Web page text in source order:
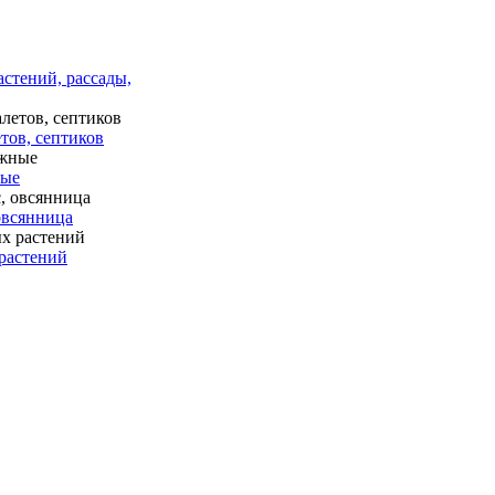
рассады,
септиков